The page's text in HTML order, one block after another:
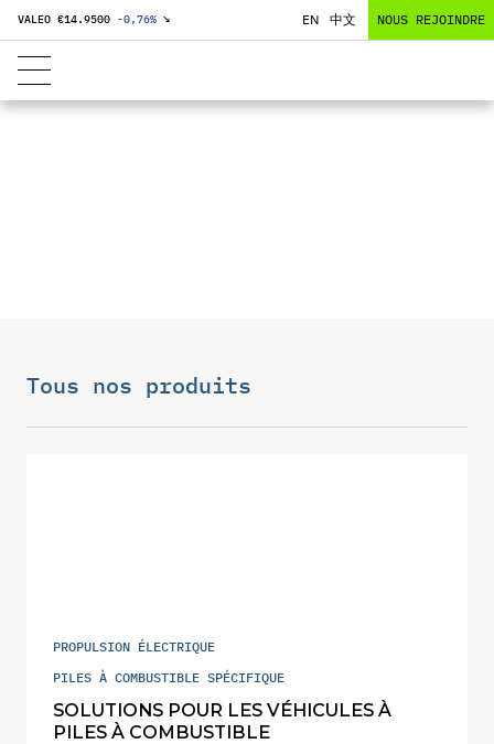
VALEO €14.9500 -0,76% ↘ EN 中文 NOUS REJOINDRE
PILES À
Tous nos produits
PROPULSION ÉLECTRIQUE
PILES À COMBUSTIBLE SPÉCIFIQUE
SOLUTIONS POUR LES VÉHICULES À
PILES À COMBUSTIBLE